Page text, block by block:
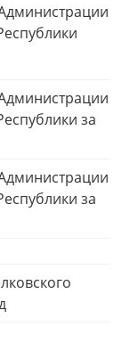
за
за